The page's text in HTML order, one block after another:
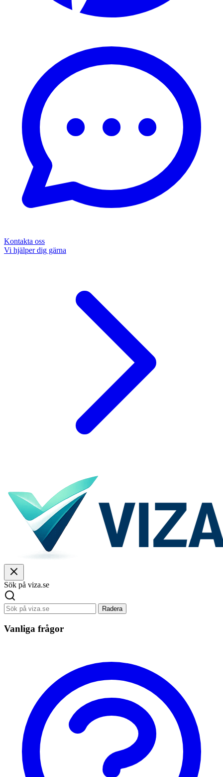
Kontakta oss
Vi hjälper dig gärna
Sök på viza.se
Radera
Vanliga frågor